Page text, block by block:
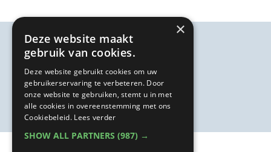
×
Deze website maakt
gebruik van cookies.
Deze website gebruikt cookies om uw
gebruikerservaring te verbeteren. Door
onze website te gebruiken, stemt u in met
alle cookies in overeenstemming met ons
Cookiebeleid. Lees verder
SHOW ALL PARTNERS (987) →